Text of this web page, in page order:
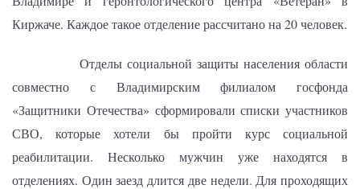
Киржаче. Каждое такое отделение рассчитано на 20 человек.
Отделы социальной защиты населения области
совместно с Владимирским филиалом госфонда
«Защитники Отечества» сформировали списки участников
СВО, которые хотели бы пройти курс социальной
реабилитации. Несколько мужчин уже находятся в
отделениях. Один заезд длится две недели. Для проходящих